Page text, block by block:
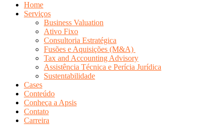
Home
Serviços
Business Valuation
Ativo Fixo
Consultoria Estratégica
Fusões e Aquisições (M&A)
Tax and Accounting Advisory
Assistência Técnica e Perícia Jurídica
Sustentabilidade
Cases
Conteúdo
Conheça a Apsis
Contato
Carreira